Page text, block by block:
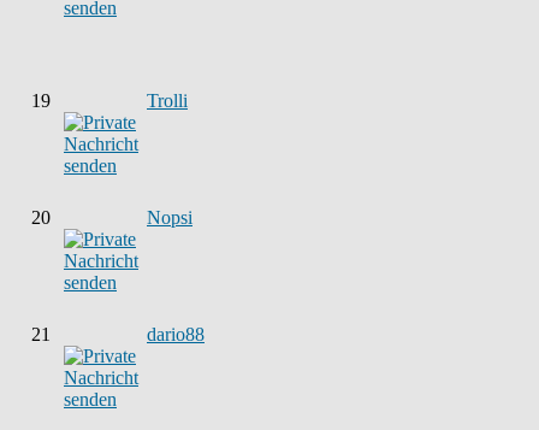
19 Trolli
20 Nopsi
21 dario88